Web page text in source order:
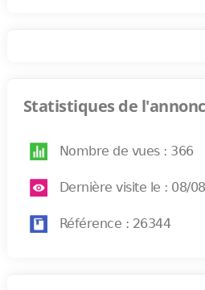
Statistiques de
Nombre de vues : 366
Dernière visite le : 08/
Référence : 26344